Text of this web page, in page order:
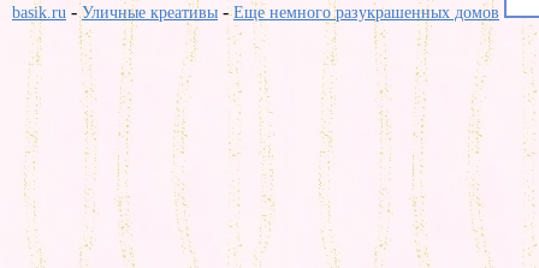
basik.ru -Уличные креативы -Еще немного разукрашенных домов